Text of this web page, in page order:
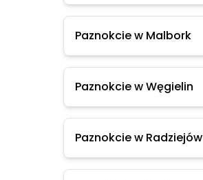
Paznokcie w Malbork
Paznokcie w Węgielin
Paznokcie w Radziejów